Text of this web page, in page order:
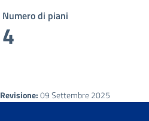
Numero di piani
4
Revisione:09 Settembre 2025